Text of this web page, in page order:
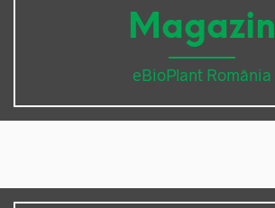
Magazin
eBioPlant România